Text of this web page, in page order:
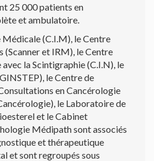
25 000 patients en
et ambulatoire.
Médicale (C.I.M), le Centre
(Scanner et IRM), le Centre
la Scintigraphie (C.I.N), le
le Centre de
en Cancérologie
le Laboratoire de
et le Cabinet
Médipath sont associés
et thérapeutique
et sont regroupés sous